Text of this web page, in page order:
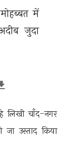
में
जुदा
लिखी चाँद-नगर
जा उस्ताद किया